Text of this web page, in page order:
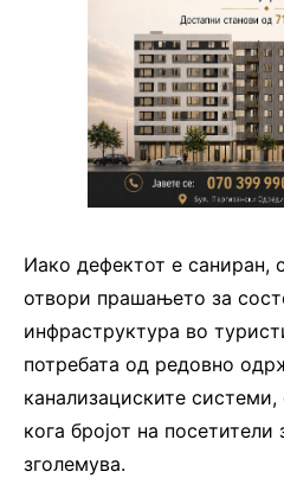
Иако дефектот е саниран,
отвори прашањето за
инфраструктура во
потребата од редовно
канализациските
кога бројот на посетители
зголемува.